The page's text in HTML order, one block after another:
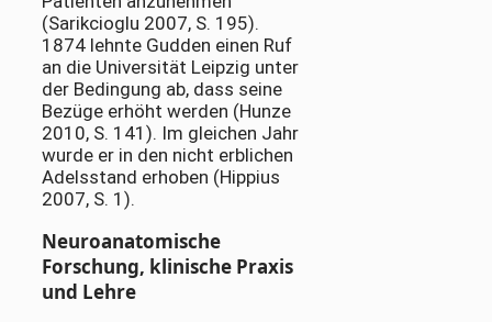
(Sarikcioglu 2007, S. 195).
1874 lehnte Gudden einen Ruf
an die Universität Leipzig unter
der Bedingung ab, dass seine
Bezüge erhöht werden (Hunze
2010, S. 141). Im gleichen Jahr
wurde er in den nicht erblichen
Adelsstand erhoben (Hippius
2007, S. 1).
Neuroanatomische
Forschung, klinische Praxis
und Lehre